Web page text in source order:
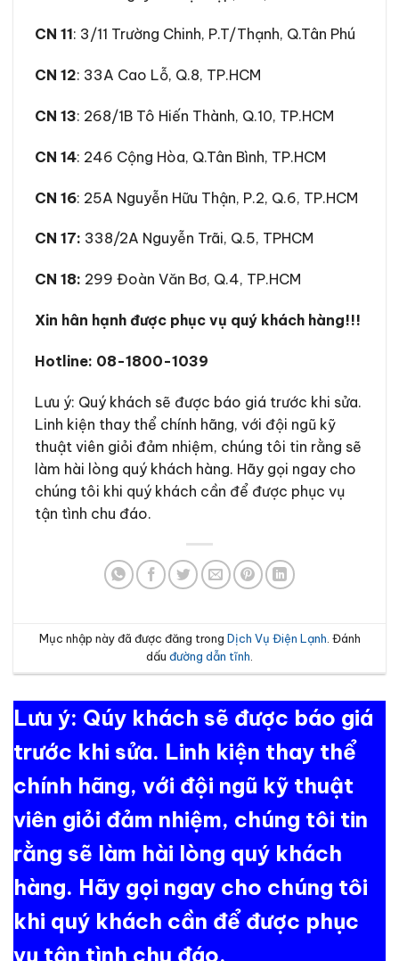
CN 11: 3/11 Trường Chinh, P.T/Thạnh, Q.Tân Phú
CN 12: 33A Cao Lỗ, Q.8, TP.HCM
CN 13: 268/1B Tô Hiến Thành, Q.10, TP.HCM
CN 14: 246 Cộng Hòa, Q.Tân Bình, TP.HCM
CN 16: 25A Nguyễn Hữu Thận, P.2, Q.6, TP.HCM
CN 17: 338/2A Nguyễn Trãi, Q.5, TPHCM
CN 18: 299 Đoàn Văn Bơ, Q.4, TP.HCM
Xin hân hạnh được phục vụ quý khách hàng!!!
Hotline: 08-1800-1039
Lưu ý: Quý khách sẽ được báo giá trước khi sửa.
Linh kiện thay thể chính hãng, với đội ngũ kỹ
thuật viên giỏi đảm nhiệm, chúng tôi tin rằng sẽ
làm hài lòng quý khách hàng. Hãy gọi ngay cho
chúng tôi khi quý khách cần để được phục vụ
tận tình chu đáo.
Mục nhập này đã được đăng trong Dịch Vụ Điện Lạnh . Đánh
dấu đường dẫn tĩnh
Lưu ý: Qúy khách sẽ được báo giá
trước khi sửa. Linh kiện thay thể
chính hãng, với đội ngũ kỹ thuật
viên giỏi đảm nhiệm, chúng tôi tin
rằng sẽ làm hài lòng quý khách
hàng. Hãy gọi ngay cho chúng tôi
khi quý khách cần để được phục
vụ tận tình chu đáo.